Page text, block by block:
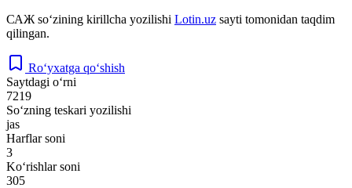
САЖ so‘zining kirillcha yozilishi Lotin.uz sayti tomonidan taqdim
qilingan.
Ro‘yxatga qo‘shish
Saytdagi o‘rni
7219
So‘zning teskari yozilishi
jas
Harflar soni
3
Ko‘rishlar soni
305